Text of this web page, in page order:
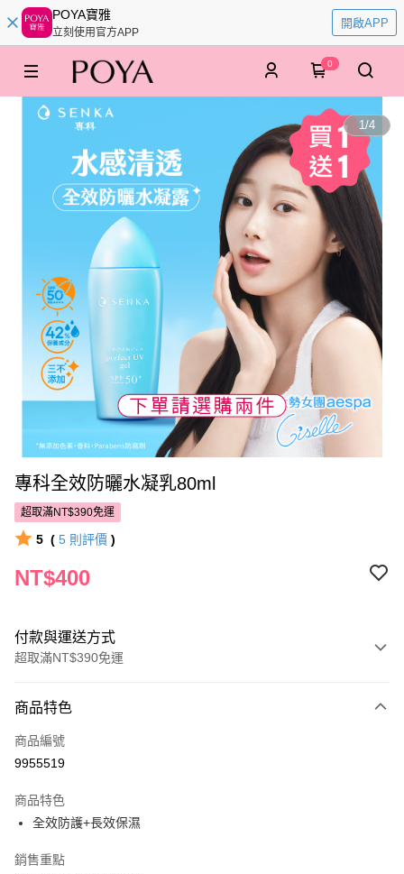
POYA寶雅
立刻使用官方APP
開啟APP
0
1/4
專科全效防曬水凝乳80ml
超取滿NT$390免運
5 ( 5 則評價 )
NT$400
付款與運送方式
超取滿NT$390免運
POYA支付
信用卡一次付款
LINE Pay
Apple Pay
商品特色
商品編號
9955519
商品特色
全效防護+長效保濕
銷售重點